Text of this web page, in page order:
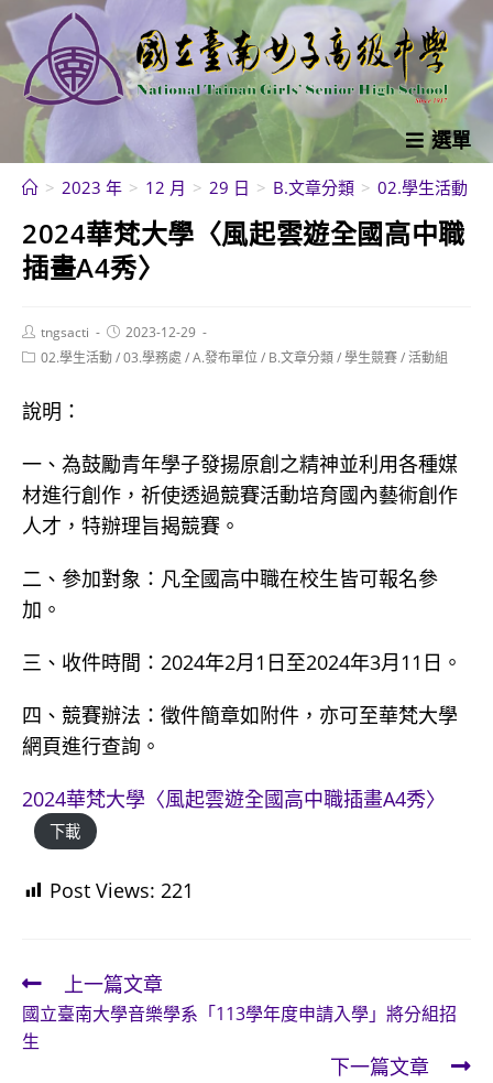
跳
轉
至
內
選單
> 2023 年 > 12 月 > 29 日 > B.文章分類 > 02.學生活動
2024華梵大學〈風起雲遊全國高中職
插畫A4秀〉
Post
author:
tngsacti
Post
published:
2023-12-29
Post02.學生活動/03.學務處 /A.發布單位/ B.文章分類/學生競賽/活動組
說明：
一、為鼓勵青年學子發揚原創之精神並利用各種媒
材進行創作，祈使透過競賽活動培育國內藝術創作
人才，特辦理旨揭競賽。
二、參加對象：凡全國高中職在校生皆可報名參
加。
三、收件時間：2024年2月1日至2024年3月11日。
四、競賽辦法：徵件簡章如附件，亦可至華梵大學
網頁進行查詢。
2024華梵大學〈風起雲遊全國高中職插畫A4秀〉
下載
Post Views: 221
Read
more
articles
上一篇文章
國立臺南大學音樂學系「113學年度申請入學」將分組招
生
下一篇文章